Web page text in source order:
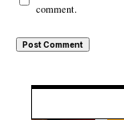
comment.